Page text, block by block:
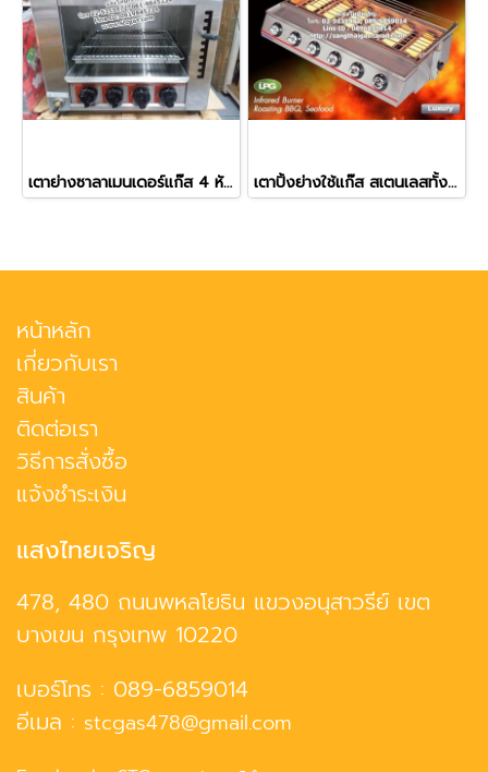
เตาย่างซาลาเมนเดอร์แก๊ส 4 หัวเตา ยี่ห้อเวอร์รี่ เตาปิ้งย่างใช้แก๊ส สเตนเลสทั้งตัว หัวเตาอินฟาเรด 6 หัว
หน้าหลัก
เกี่ยวกับเรา
สินค้า
ติดต่อเรา
วิธีการสั่งซื้อ
แจ้งชำระเงิน
แสงไทยเจริญ
478, 480 ถนนพหลโยธิน แขวงอนุสาวรีย์ เขต
บางเขน กรุงเทพ 10220
เบอร์โทร : 089-6859014
อีเมล : stcgas478@gmail.com